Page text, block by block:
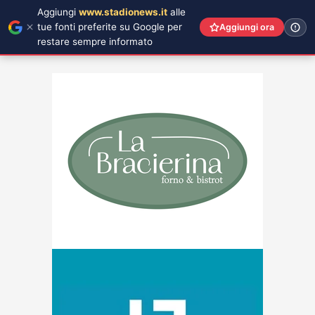
Aggiungi www.stadionews.it alle
tue fonti preferite su Google per
restare sempre informato
Aggiungi ora